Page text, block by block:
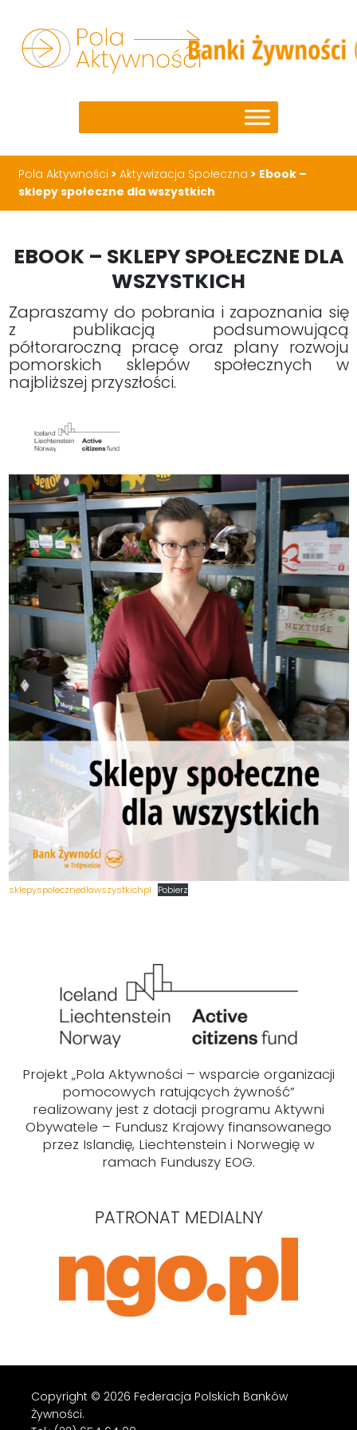
Pola Aktywności >Aktywizacja Społeczna > Ebook –
sklepy społeczne dla wszystkich
EBOOK – SKLEPY SPOŁECZNE DLA
WSZYSTKICH
Zapraszamy do pobrania i zapoznania się
z publikacją podsumowującą
półtoraroczną pracę oraz plany rozwoju
pomorskich sklepów społecznych w
najbliższej przyszłości.
sklepyspolecznedlawszystkichpl Pobierz
Projekt „Pola Aktywności – wsparcie organizacji
pomocowych ratujących żywność”
realizowany jest z dotacji programu Aktywni
Obywatele – Fundusz Krajowy finansowanego
przez Islandię, Liechtenstein i Norwegię w
ramach Funduszy EOG.
PATRONAT MEDIALNY
Copyright © 2026 Federacja Polskich Banków
Żywności.